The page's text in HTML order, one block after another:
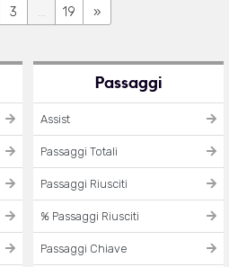
3 ... 19 »
Passaggi
Assist
Passaggi Totali
Passaggi Riusciti
% Passaggi Riusciti
Passaggi Chiave